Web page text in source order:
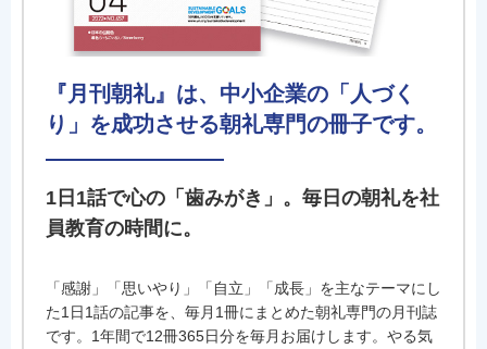
『月刊朝礼』は、中小企業の「人づく
り」を成功させる朝礼専門の冊子です。
1日1話で心の「歯みがき」。毎日の朝礼を社
員教育の時間に。
「感謝」「思いやり」「自立」「成長」を主なテーマにし
た1日1話の記事を、毎月1冊にまとめた朝礼専門の月刊誌
です。1年間で12冊365日分を毎月お届けします。やる気